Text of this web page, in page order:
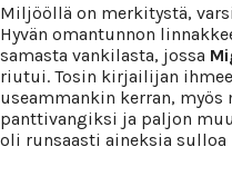
Miljööllä on merkitystä,
Hyvän omantunnon
samasta vankilasta, jossa
riutui. Tosin kirjailijan
useammankin kerran,
panttivangiksi ja paljon
oli runsaasti aineksia